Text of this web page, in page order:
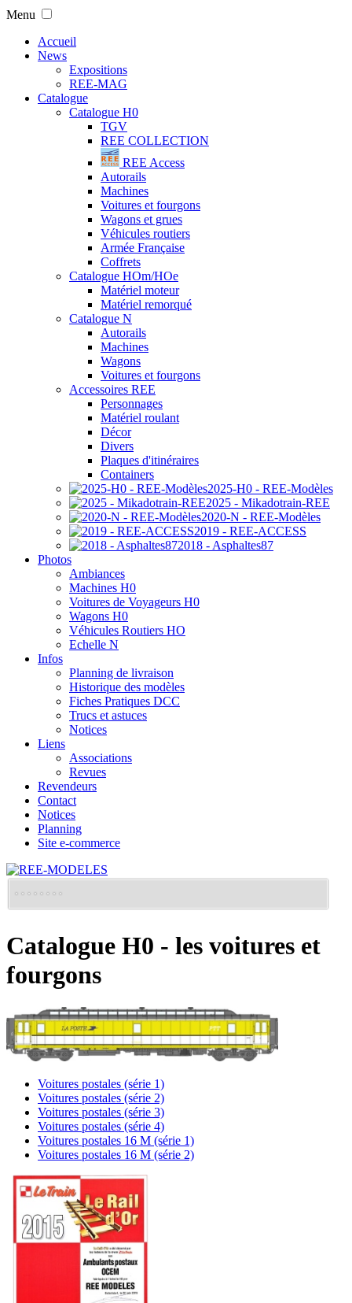
Menu
Accueil
News
Expositions
REE-MAG
Catalogue
Catalogue H0
TGV
REE COLLECTION
REE Access
Autorails
Machines
Voitures et fourgons
Wagons et grues
Véhicules routiers
Armée Française
Coffrets
Catalogue HOm/HOe
Matériel moteur
Matériel remorqué
Catalogue N
Autorails
Machines
Wagons
Voitures et fourgons
Accessoires REE
Personnages
Matériel roulant
Décor
Divers
Plaques d'itinéraires
Containers
2025-H0 - REE-Modèles
2025 - Mikadotrain-REE
2020-N - REE-Modèles
2019 - REE-ACCESS
2018 - Asphaltes87
Photos
Ambiances
Machines H0
Voitures de Voyageurs H0
Wagons H0
Véhicules Routiers HO
Echelle N
Infos
Planning de livraison
Historique des modèles
Fiches Pratiques DCC
Trucs et astuces
Notices
Liens
Associations
Revues
Revendeurs
Contact
Notices
Planning
Site e-commerce
Catalogue H0 - les voitures et
fourgons
Voitures postales (série 1)
Voitures postales (série 2)
Voitures postales (série 3)
Voitures postales (série 4)
Voitures postales 16 M (série 1)
Voitures postales 16 M (série 2)